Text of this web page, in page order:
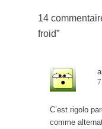
14
froid”
C’est rigolo
comme